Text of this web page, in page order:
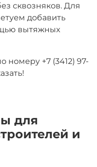
сквозняков. Для
добавить
вытяжных
номеру +7 (3412) 97-
для
и